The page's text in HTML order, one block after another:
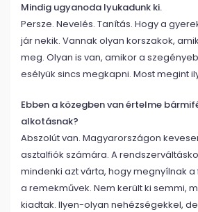
Mindig ugyanoda lyukadunk ki.
Persze. Nevelés. Tanítás. Hogy a
jár nekik. Vannak olyan korszakok,
meg. Olyan is van, amikor a
esélyük sincs megkapni. Most megint
Ebben a közegben van értelme
alkotásnak?
Abszolút van. Magyarországon
asztalfiók számára. A
mindenki azt várta, hogy megnyílnak a
a remekművek. Nem került ki semmi,
kiadtak. Ilyen-olyan nehézségekkel,